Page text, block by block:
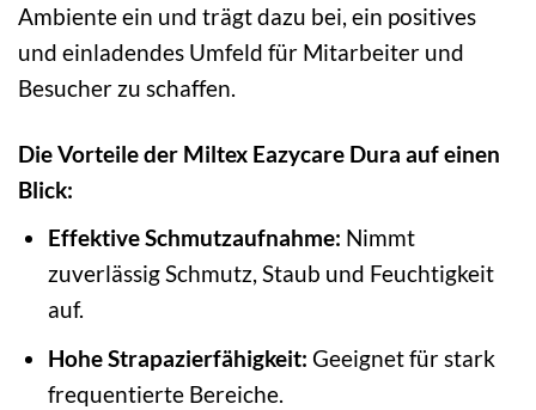
Ambiente ein und trägt dazu bei, ein positives
und einladendes Umfeld für Mitarbeiter und
Besucher zu schaffen.
Die Vorteile der Miltex Eazycare Dura auf einen
Blick:
Effektive Schmutzaufnahme: Nimmt
zuverlässig Schmutz, Staub und Feuchtigkeit
auf.
Hohe Strapazierfähigkeit: Geeignet für stark
frequentierte Bereiche.